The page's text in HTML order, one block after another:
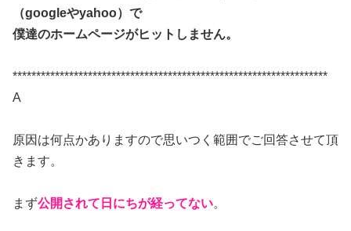
（googleやyahoo）で
僕達のホームページがヒットしません。
*******************************************************************
A
原因は何点かありますので思いつく範囲でご回答させて頂
きます。
まず公開されて日にちが経ってない。